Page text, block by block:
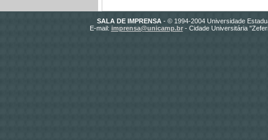
SALA DE IMPRENSA- © 1994-2004 Universidade
E-mail: imprensa@unicamp.br- Cidade Universitária